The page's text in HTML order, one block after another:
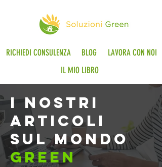
RICHIEDI CONSULENZA BLOG
LAVORA CON NOI
IL MIO LIBRO
i nostri
articoli
sul mondo
green